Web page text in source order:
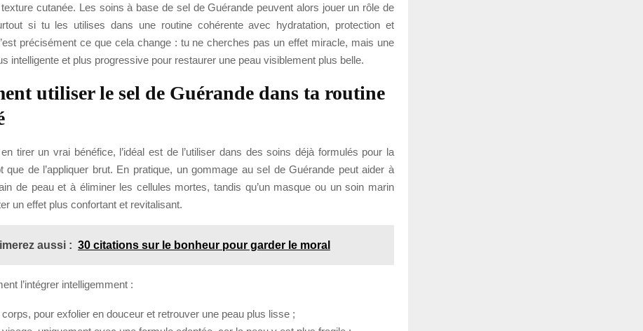
texture cutanée. Les soins à base de sel de Guérande peuvent alors jouer un rôle de
si tu les utilises dans une routine cohérente avec hydratation, protection et
précisément ce que cela change : tu ne cherches pas un effet miracle, mais une
intelligente et plus progressive pour restaurer une peau visiblement plus belle.
utiliser le sel de Guérande dans ta routine
tirer un vrai bénéfice, l’idéal est de l’utiliser dans des soins déjà formulés pour la
que de l’appliquer brut. En pratique, un gommage au sel de Guérande peut aider à
de peau et à éliminer les cellules mortes, tandis qu’un masque ou un soin marin
un effet plus confortant et revitalisant.
aussi : 30 citations sur le bonheur pour garder le moral
l’intégrer intelligemment :
pour exfolier en douceur et retrouver une peau plus lisse ;